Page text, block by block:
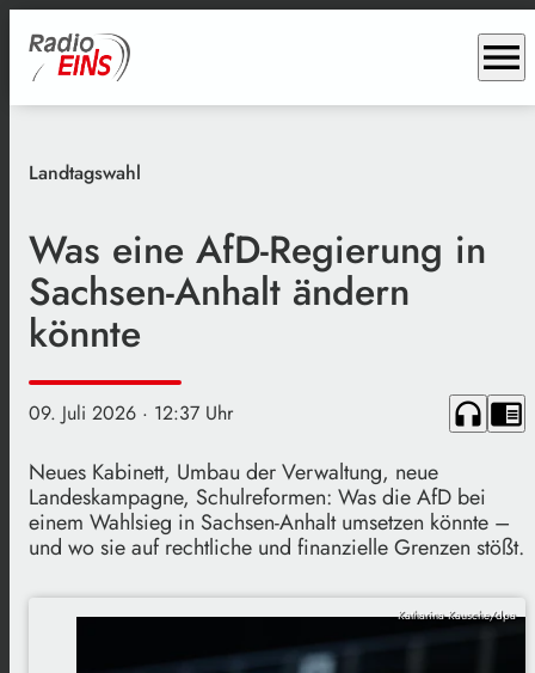
menu
Landtagswahl
Was eine AfD-Regierung in
Sachsen-Anhalt ändern
könnte
09. Juli 2026 · 12:37 Uhr headphones chrome_reader_mode
Neues Kabinett, Umbau der Verwaltung, neue
Landeskampagne, Schulreformen: Was die AfD bei
einem Wahlsieg in Sachsen-Anhalt umsetzen könnte –
und wo sie auf rechtliche und finanzielle Grenzen stößt.
Katharina Kausche/dpa